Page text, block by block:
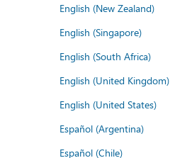
English (New Zealand)
English (Singapore)
English (South Africa)
English (United Kingdom)
English (United States)
Español (Argentina)
Español (Chile)